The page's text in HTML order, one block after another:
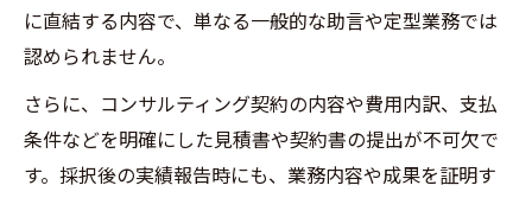
に直結する内容で、単なる一般的な助言や定型業務では
認められません。
さらに、コンサルティング契約の内容や費用内訳、支払
条件などを明確にした見積書や契約書の提出が不可欠で
す。採択後の実績報告時にも、業務内容や成果を証明す